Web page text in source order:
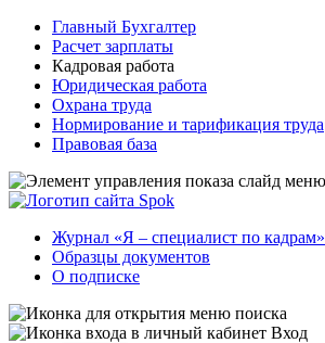
Главный Бухгалтер
Расчет зарплаты
Кадровая работа
Юридическая работа
Охрана труда
Нормирование и тарификация труда
Правовая база
Журнал «Я – специалист по кадрам»
Образцы документов
О подписке
Вход